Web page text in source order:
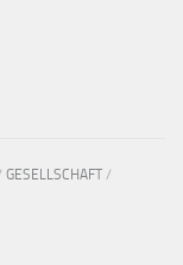
GESELLSCHAFT /